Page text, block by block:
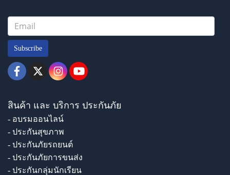
Subscribe
สินค้า และ บริการ ประกันภัย
- อบรมออนไลน์
- ประกันสุขภาพ
- ประกันภัยรถยนต์
- ประกันภัยการขนส่ง
- ประกันกลุ่มนักเรียน